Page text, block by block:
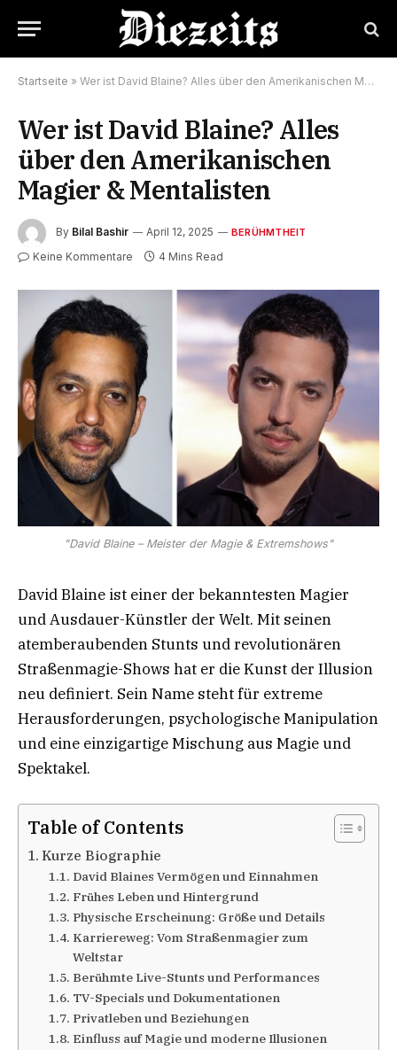
Startseite » Wer ist David Blaine? Alles über den Amerikanischen Magier & Mentalisten
Wer ist David Blaine? Alles
über den Amerikanischen
Magier & Mentalisten
By Bilal Bashir April 12, 2025 BERÜHMTHEIT
Keine Kommentare 4 Mins Read
"David Blaine – Meister der Magie & Extremshows"
David Blaine ist einer der bekanntesten Magier
und Ausdauer-Künstler der Welt. Mit seinen
atemberaubenden Stunts und revolutionären
Straßenmagie-Shows hat er die Kunst der Illusion
neu definiert. Sein Name steht für extreme
Herausforderungen, psychologische Manipulation
und eine einzigartige Mischung aus Magie und
Spektakel.
Table of Contents
Kurze Biographie
David Blaines Vermögen und Einnahmen
Frühes Leben und Hintergrund
Physische Erscheinung: Größe und Details
Karriereweg: Vom Straßenmagier zum
Weltstar
Berühmte Live-Stunts und Performances
TV-Specials und Dokumentationen
Privatleben und Beziehungen
Einfluss auf Magie und moderne Illusionen